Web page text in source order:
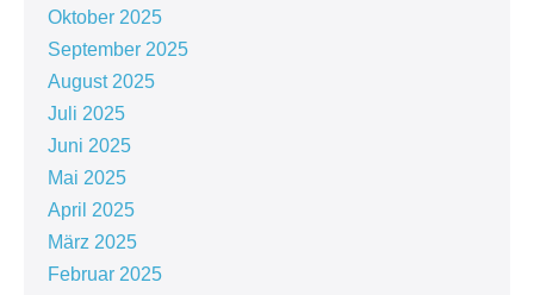
Oktober 2025
September 2025
August 2025
Juli 2025
Juni 2025
Mai 2025
April 2025
März 2025
Februar 2025